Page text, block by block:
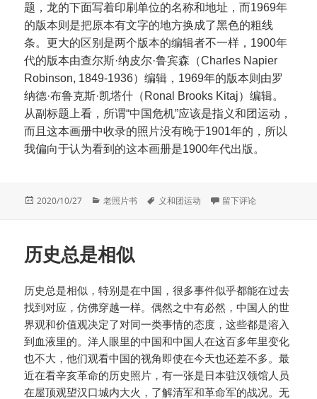
题，龙的下面写着印刷单位的名称和地址，而1969年
的版本则是把原本有文字的地方换成了黑色的粗线
条。更大的区别是两个版本的编辑者不一样，1900年
代的版本由查尔斯·纳皮尔·鲁宾森（Charles Napier
Robinson, 1849-1936）编辑，1969年的版本则由罗
纳德·布鲁克斯·凯塔什（Ronal Brooks Kitaj）编辑。
从副标题上看，所谓“中国危机”应该是指义和团运动，
而且这本画册中收录的照片没有晚于1901年的，所以
我偏向于认为看到的这本画册是1900年代出版。
发
2020/10/27
分
老照片书
标
义和团运动 于画册China of To-Day
留下评论
历史总是相似
历史总是相似，特别是在中国，很多事件似乎都能在过去
找到对应，仿佛穿越一样。偶然之中有必然，中国人的世
界观和价值观决定了对同一类事情的态度，这些都是溶入
到血液里的。洋人眼里的中国和中国人在这百多年里变化
也不大，他们观看中国的视角即使在今天也还差不多。最
近在看辛亥革命的历史照片，有一张是日本驻汉领馆人员
在屋顶观望汉口城内大火，了解清军和革命军的战况。无